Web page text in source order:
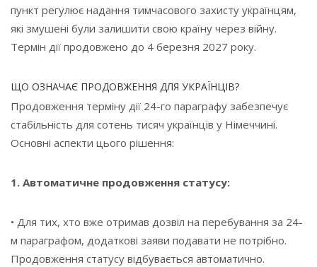
пункт регулює надання тимчасового захисту українцям,
які змушені були залишити свою країну через війну.
Термін дії продовжено до 4 березня 2027 року.
ЩО ОЗНАЧАЄ ПРОДОВЖЕННЯ ДЛЯ УКРАЇНЦІВ?
Продовження терміну дії 24-го параграфу забезпечує
стабільність для сотень тисяч українців у Німеччині.
Основні аспекти цього рішення:
1. Автоматичне продовження статусу:
• Для тих, хто вже отримав дозвіл на перебування за 24-
м параграфом, додаткові заяви подавати не потрібно.
Продовження статусу відбувається автоматично.